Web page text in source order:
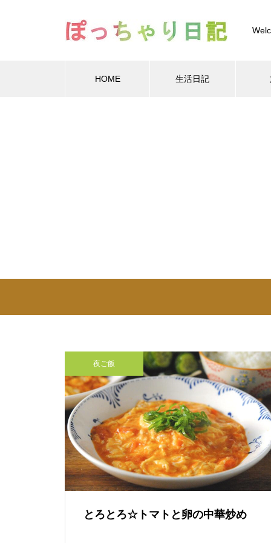
HOME 生活日記
夜ご飯
とろとろ☆トマトと卵の中華炒め